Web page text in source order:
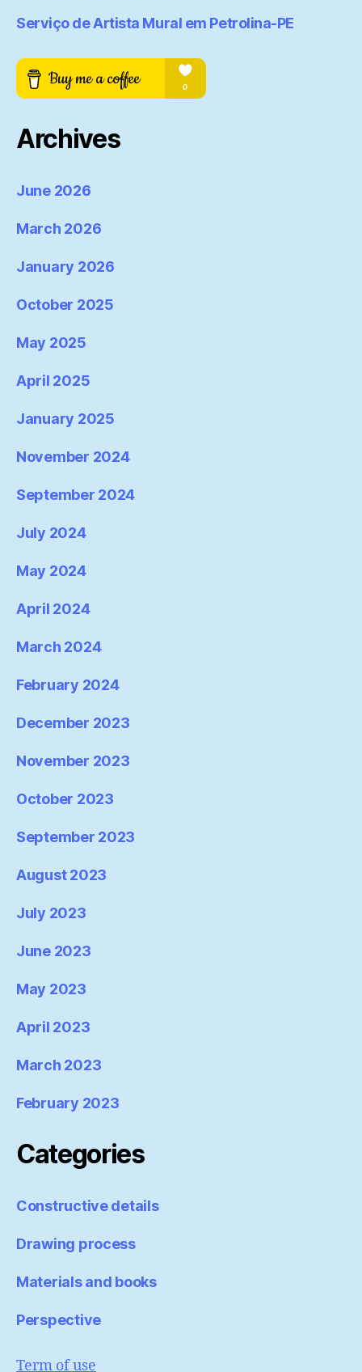
Serviço de Artista Mural em Petrolina-PE
Archives
June 2026
March 2026
January 2026
October 2025
May 2025
April 2025
January 2025
November 2024
September 2024
July 2024
May 2024
April 2024
March 2024
February 2024
December 2023
November 2023
October 2023
September 2023
August 2023
July 2023
June 2023
May 2023
April 2023
March 2023
February 2023
Categories
Constructive details
Drawing process
Materials and books
Perspective
Term of use